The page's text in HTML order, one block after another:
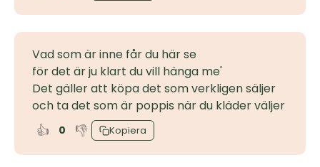
Vad som är inne får du här se
för det är ju klart du vill hänga me'
Det gäller att köpa det som verkligen säljer
och ta det som är poppis när du kläder väljer
👍 0 👎 Kopiera